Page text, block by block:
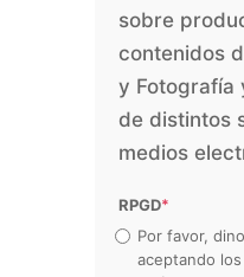
sobre
contenidos
y Fotografía
de distintos
medios
RPGD*
Por favor,
aceptando